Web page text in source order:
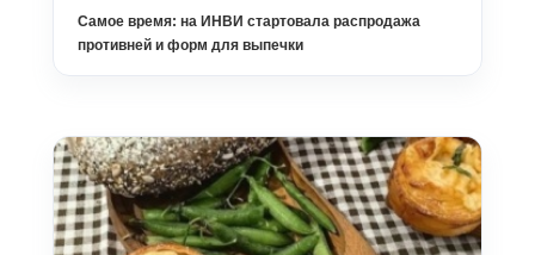
Самое время: на ИНВИ стартовала распродажа
противней и форм для выпечки